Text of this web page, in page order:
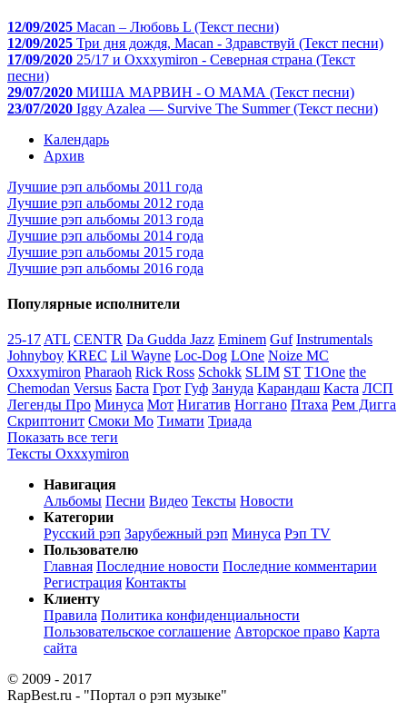
12/09/2025 Macan – Любовь L (Текст песни)
12/09/2025 Три дня дождя, Macan - Здравствуй (Текст песни)
17/09/2020 25/17 и Oxxxymiron - Северная страна (Текст
песни)
29/07/2020 МИША МАРВИН - О МАМА (Текст песни)
23/07/2020 Iggy Azalea — Survive The Summer (Текст песни)
Календарь
Архив
Лучшие рэп альбомы 2011 года
Лучшие рэп альбомы 2012 года
Лучшие рэп альбомы 2013 года
Лучшие рэп альбомы 2014 года
Лучшие рэп альбомы 2015 года
Лучшие рэп альбомы 2016 года
Популярные исполнители
25-17 ATL CENTR Da Gudda Jazz Eminem Guf Instrumentals
Johnyboy KREC Lil Wayne Loc-Dog LOne Noize MC
Oxxxymiron Pharaoh Rick Ross Schokk SLIM ST T1One the
Chemodan Versus Баста Грот Гуф Зануда Карандаш Каста ЛСП
Легенды Про Минуса Мот Нигатив Ноггано Птаха Рем Дигга
Скриптонит Смоки Мо Тимати Триада
Показать все теги
Тексты Oxxxymiron
Навигация
Альбомы Песни Видео Тексты Новости
Категории
Русский рэп Зарубежный рэп Минуса Рэп TV
Пользователю
Главная Последние новости Последние комментарии
Регистрация Контакты
Клиенту
Правила Политика конфиденциальности
Пользовательское соглашение Авторское право Карта
сайта
© 2009 - 2017
RapBest.ru - "Портал о рэп музыке"